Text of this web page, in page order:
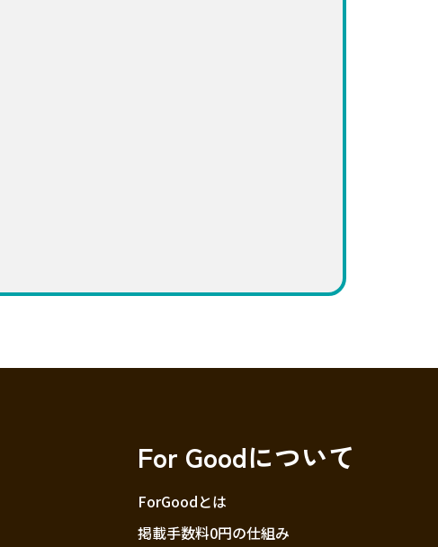
For Goodについて
ForGoodとは
掲載手数料0円の仕組み